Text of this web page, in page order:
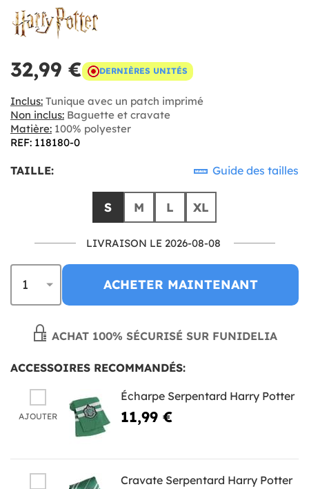
32,99 € DERNIÈRES UNITÉS
Inclus: Tunique avec un patch imprimé
Non inclus: Baguette et cravate
Matière: 100% polyester
REF: 118180-0
TAILLE: Guide des tailles
S M L XL
LIVRAISON LE 2026-08-08
ACHETER MAINTENANT
ACHAT 100% SÉCURISÉ SUR FUNIDELIA
ACCESSOIRES RECOMMANDÉS:
AJOUTER
Écharpe Serpentard Harry Potter
11,99 €
Cravate Serpentard Harry Potter